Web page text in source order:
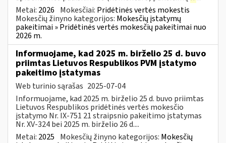
Metai: 2026 Mokesčiai: Pridėtinės vertės mokestis
Mokesčių žinyno kategorijos: Mokesčių įstatymų
pakeitimai » Pridėtinės vertės mokesčių pakeitimai nuo
2026 m.
Informuojame, kad 2025 m. birželio 25 d. buvo
priimtas Lietuvos Respublikos PVM įstatymo
pakeitimo įstatymas
Web turinio sąrašas 2025-07-04
Informuojame, kad 2025 m. birželio 25 d. buvo priimtas
Lietuvos Respublikos pridėtinės vertės mokesčio
įstatymo Nr. IX-751 21 straipsnio pakeitimo įstatymas
Nr. XV-324 bei 2025 m. birželio 26 d....
Metai: 2025 Mokesčių žinyno kategorijos: Mokesčių